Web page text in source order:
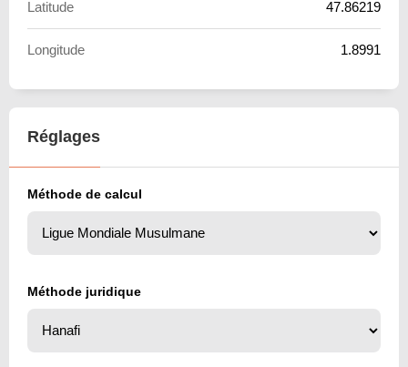
Latitude 47.86219
Longitude 1.8991
Réglages
Méthode de calcul
Méthode juridique